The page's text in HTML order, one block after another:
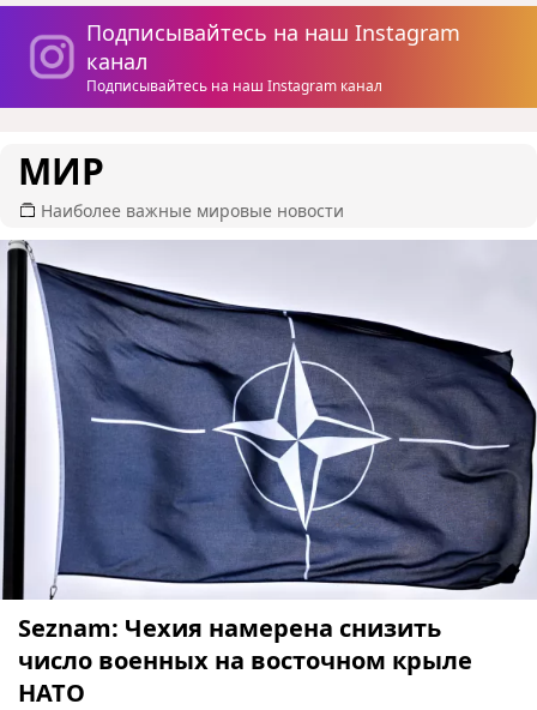
Подписывайтесь на наш Instagram
канал
Подписывайтесь на наш Instagram канал
МИР
Наиболее важные мировые новости
Seznam: Чехия намерена снизить
число военных на восточном крыле
НАТО